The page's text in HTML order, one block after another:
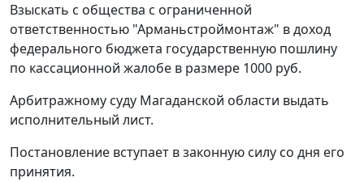
Взыскать с общества с ограниченной
ответственностью "Арманьстроймонтаж" в доход
федерального бюджета государственную пошлину
по кассационной жалобе в размере 1000 руб.
Арбитражному суду Магаданской области выдать
исполнительный лист.
Постановление вступает в законную силу со дня его
принятия.